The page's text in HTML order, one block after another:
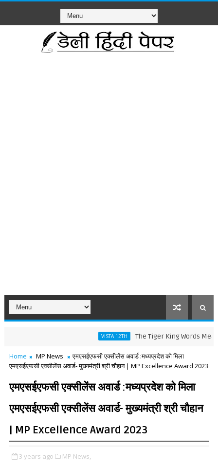
The Tiger King Words Meaning
Home MP News
एमएसईएफसी एक्सीलेंस अवार्ड :मध्यप्रदेश को मिला
एमएसईएफसी एक्सीलेंस अवार्ड- मुख्यमंत्री श्री चौहान | MP Excellence Award 2023
एमएसईएफसी एक्सीलेंस अवार्ड :मध्यप्रदेश को मिला
एमएसईएफसी एक्सीलेंस अवार्ड- मुख्यमंत्री श्री चौहान
| MP Excellence Award 2023
3 years ago MP News,